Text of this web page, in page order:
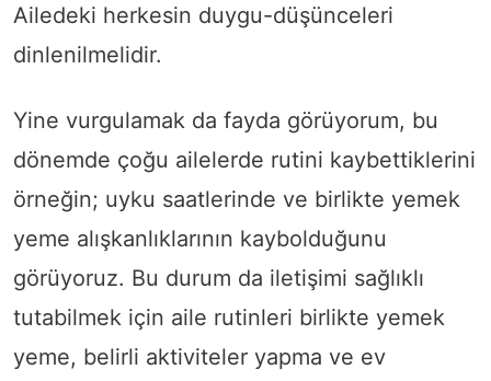
Ailedeki herkesin duygu-düşünceleri
dinlenilmelidir.
Yine vurgulamak da fayda görüyorum, bu
dönemde çoğu ailelerde rutini kaybettiklerini
örneğin; uyku saatlerinde ve birlikte yemek
yeme alışkanlıklarının kaybolduğunu
görüyoruz. Bu durum da iletişimi sağlıklı
tutabilmek için aile rutinleri birlikte yemek
yeme, belirli aktiviteler yapma ve ev